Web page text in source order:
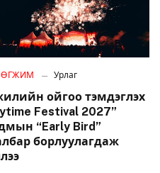
Урлаг
ойгоо тэмдэглэх
Festival 2027”
“Early Bird”
борлуулагдаж